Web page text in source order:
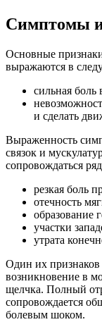
Симптомы
Основные
выражаются в
сильная боль
и сделать
Выраженность
связок и
сопровождаться
резкая боль
отечность
образование
участки
утрата
Один их
возникновение в
щелчка. Полный
сопровождается
болевым шоком.